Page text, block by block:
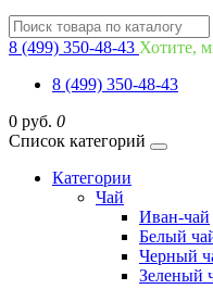
8 (499) 350-48-43 Хотите,
8 (499) 350-48-43
0 руб. 0
Список категорий
Категории
Чай
Иван-чай
Белый
Черный
Зеленый